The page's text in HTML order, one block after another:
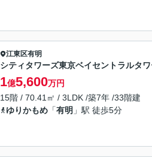
江東区有明
シティタワーズ東京ベイセントラルタ
1億5,600万円
15階 / 70.41㎡ / 3LDK /築7年 /33階建
ゆりかもめ 「有明 」駅 徒歩5分